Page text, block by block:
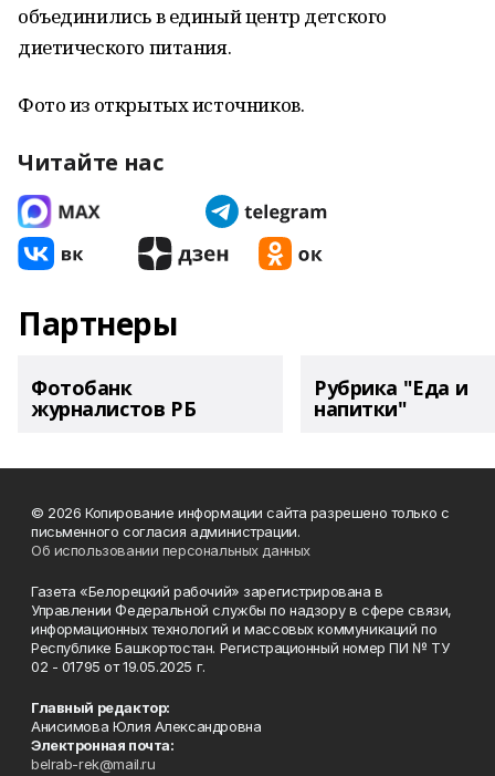
объединились в единый центр детского
диетического питания.
Фото из открытых источников.
Читайте нас
Партнеры
Фотобанк
журналистов РБ
Рубрика "Еда и
напитки"
© 2026 Копирование информации сайта разрешено только с
письменного согласия администрации.
Об использовании персональных данных
Газета «Белорецкий рабочий» зарегистрирована в
Управлении Федеральной службы по надзору в сфере связи,
информационных технологий и массовых коммуникаций по
Республике Башкортостан. Регистрационный номер ПИ № ТУ
02 - 01795 от 19.05.2025 г.
Главный редактор:
Анисимова Юлия Александровна
Электронная почта:
belrab-rek@mail.ru